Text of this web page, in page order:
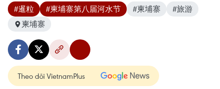
#暹粒 #柬埔寨第八届河水节 #柬埔寨
#旅游
柬埔寨
Theo dõi VietnamPlus